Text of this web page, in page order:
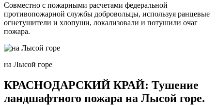
Совместно с пожарными расчетами федеральной
противопожарной службы добровольцы, используя ранцевые
огнетушители и хлопуши, локализовали и потушили очаг
пожара.
на Лысой горе
КРАСНОДАРСКИЙ КРАЙ: Тушение
ландшафтного пожара на Лысой горе.